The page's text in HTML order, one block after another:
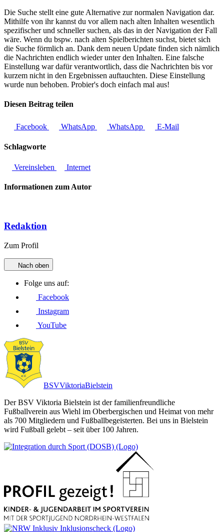
Die Suche stellt eine gute Alternative zur normalen Navigation dar.
Mithilfe von ihr kannst du vor allem nach alten Inhalten wesentlich
spezifischer und schneller suchen, als das in der Navigation der Fall
wäre. Wenn du bspw. nach alten Spielberichten suchst, bietet sich
die Suche förmlich an. Dank dem neuen Update finden sich nämlich
die Nachrichten endlich wieder unter den Inhalten. Eine falsche
Einstellung war dafür verantwortlich, dass die Nachrichten bis vor
kurzem nicht in den Ergebnissen auftauchten. Diese Einstellung
wurde nun behoben. Probier's doch einfach mal aus!
Diesen Beitrag teilen
Facebook WhatsApp WhatsApp E-Mail
Schlagworte
Vereinsleben Internet
Informationen zum Autor
Redaktion
Zum Profil
Nach oben
Folge uns auf:
Facebook
Instagram
YouTube
BSVViktoriaBielstein
Der BSV Viktoria Bielstein ist der familienfreundliche
Fußballverein aus Wiehl im Oberbergischen und Heimat von mehr
als 700 Mitgliedern und Fußballbegeisterten. Bei uns in Bielstein
wird Fußball gelebt – seit über 100 Jahren.